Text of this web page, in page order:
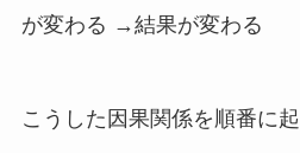
が変わる →結果が変わる
こうした因果関係を順番に